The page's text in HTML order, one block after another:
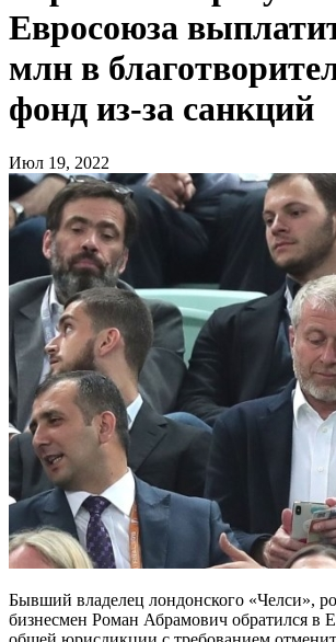
Евросоюза
млн в
фонд из-за санкций
Июл 19, 2022
Бывший владелец лондонского «Челси»,
бизнесмен Роман Абрамович обратился в